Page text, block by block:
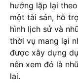
hướng lặp lại
một tài sản, hỗ
hình lịch sử và
thời vụ mang lại
được xây dựng
nên xem đó là
lai.